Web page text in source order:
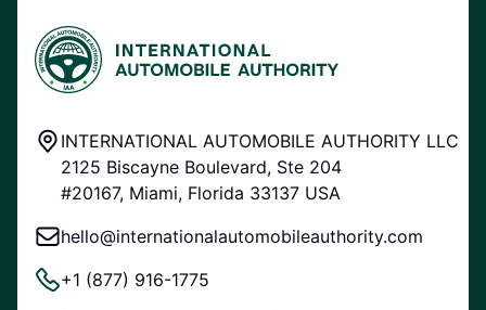
INTERNATIONAL AUTOMOBILE AUTHORITY LLC
2125 Biscayne Boulevard, Ste 204
#20167, Miami, Florida 33137 USA
hello@internationalautomobileauthority.com
+1 (877) 916-1775